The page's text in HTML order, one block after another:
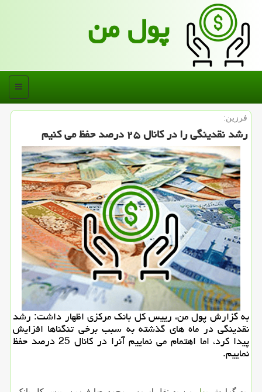
پول من
منو
فرزین:
رشد نقدینگی را در کانال ۲۵ درصد حفظ می کنیم
به گزارش پول من، رییس کل بانک مرکزی اظهار داشت: رشد
نقدینگی در ماه های گذشته به سبب برخی تنگناها افزایش
پیدا کرد، اما اهتمام می نماییم آنرا در کانال 25 درصد حفظ
نماییم.